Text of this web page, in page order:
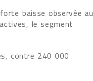
baisse observée au
le segment
contre 240 000